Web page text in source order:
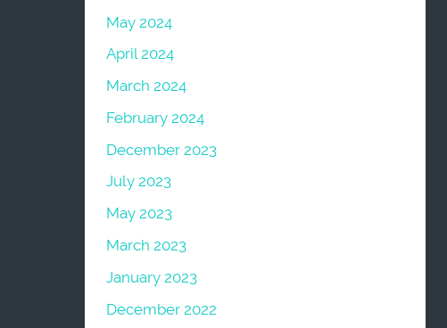
May 2024
April 2024
March 2024
February 2024
December 2023
July 2023
May 2023
March 2023
January 2023
December 2022